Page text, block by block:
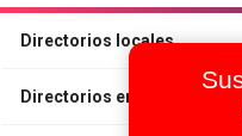
Directorios locales
Directorios en otros Países